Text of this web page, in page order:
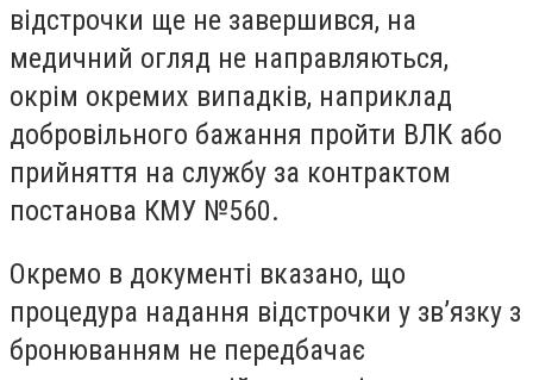
відстрочки ще не завершився, на
медичний огляд не направляються,
окрім окремих випадків, наприклад
добровільного бажання пройти ВЛК або
прийняття на службу за контрактом
постанова КМУ №560.
Окремо в документі вказано, що
процедура надання відстрочки у зв’язку з
бронюванням не передбачає